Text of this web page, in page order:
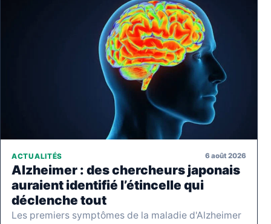
ACTUALITÉS 6 août 2026
Alzheimer : des chercheurs japonais
auraient identifié l’étincelle qui
déclenche tout
Les premiers symptômes de la maladie d'Alzheimer